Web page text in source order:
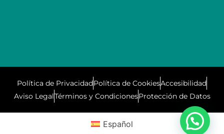
Política de PrivacidadPolítica de CookiesAccesibilidad
Aviso LegalTérminos y CondicionesProtección de Datos
Español